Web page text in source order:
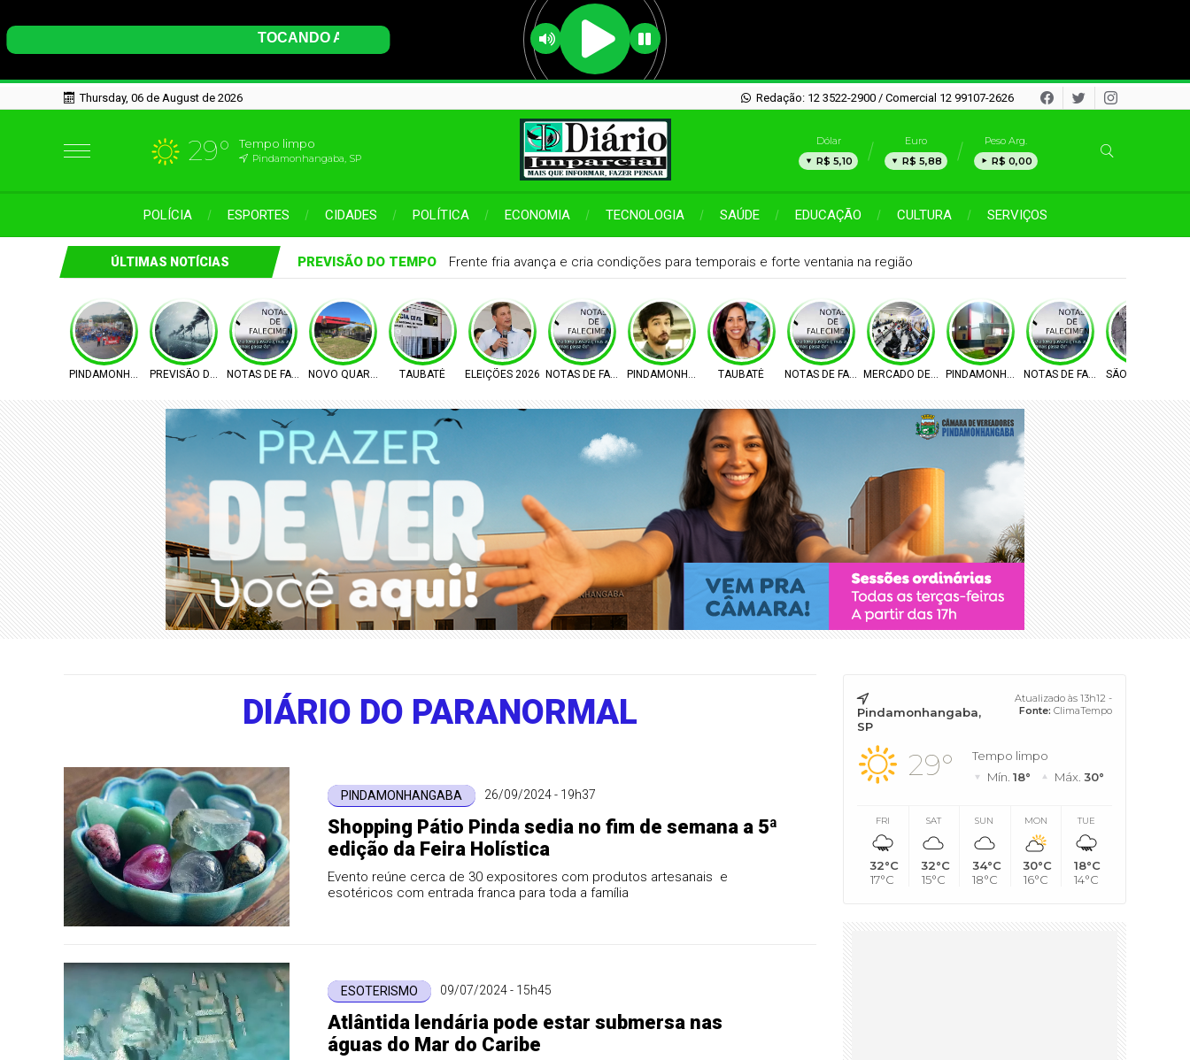
Thursday, 06 de August de 2026 Redação: 12 3522-2900 / Comercial 12 99107-2626
29° Tempo limpo
Pindamonhangaba, SP
Dólar
R$ 5,10
Euro
R$ 5,88
Peso Arg.
R$ 0,00
POLÍCIA ESPORTES CIDADES POLÍTICA ECONOMIA TECNOLOGIA SAÚDE EDUCAÇÃO CULTURA SERVIÇOS
ÚLTIMAS NOTÍCIAS PREVISÃO DO TEMPO Frente fria avança e cria condições para temporais e forte ventania na região
PINDAMONHANGABAPREVISÃO DO TEMPONOTAS DE FALECIMENTO
NOVO QUARTEL TAUBATÉ ELEIÇÕES 2026 NOTAS DE FALECIMENTOPINDAMONHANGABATAUBATÉ NOTAS DE FALECIMENTOMERCADO DE TRABALHOPINDAMONHANGABANOTAS DE FALECIMENTOSÃO JOSÉ DOS
DIÁRIO DO PARANORMAL
PINDAMONHANGABA 26/09/2024 - 19h37
Shopping Pátio Pinda sedia no fim de semana a 5ª
edição da Feira Holística
Evento reúne cerca de 30 expositores com produtos artesanais e
esotéricos com entrada franca para toda a família
ESOTERISMO 09/07/2024 - 15h45
Atlântida lendária pode estar submersa nas
águas do Mar do Caribe
Pindamonhangaba,
SP
Atualizado às 13h12 -
Fonte: ClimaTempo
29°
Tempo limpo
Mín. 18° Máx. 30°
FRI
32°C
17°C
SAT
32°C
15°C
SUN
34°C
18°C
MON
30°C
16°C
TUE
18°C
14°C